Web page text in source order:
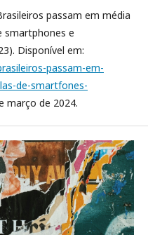
passam em média
smartphones e
Disponível em:
passam-em-
de-smartfones-
março de 2024.